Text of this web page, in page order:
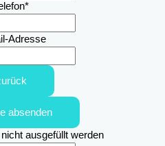
*
Adresse
absenden
ausgefüllt werden